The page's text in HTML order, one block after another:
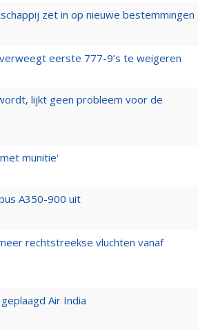
zet in op nieuwe bestemmingen
eerste 777-9’s te weigeren
lijkt geen probleem voor de
munitie'
A350-900 uit
rechtstreekse vluchten vanaf
Air India